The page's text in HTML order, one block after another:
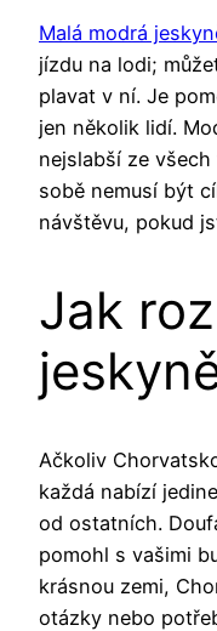
Malá modrá
jízdu na lodi;
plavat v ní. Je
jen několik lidí.
nejslabší ze
sobě nemusí být
návštěvu, pokud
Jak
Ačkoliv
každá nabízí
od ostatních.
pomohl s vašimi
krásnou zemi,
otázky nebo